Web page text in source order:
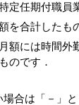
定任期付職員
を合計したも
額には時間
のです．
合は「－」と